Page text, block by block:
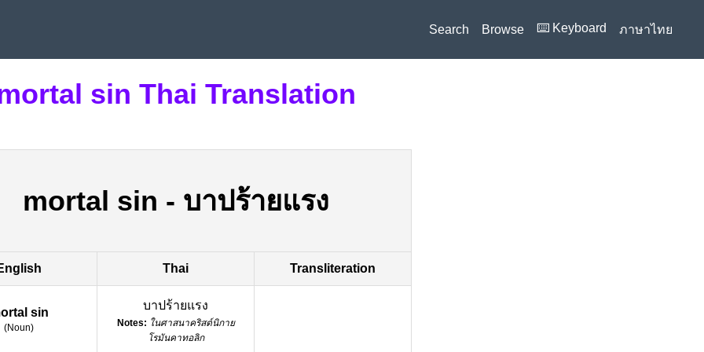
Search Browse ⌨️ Keyboard ภาษาไทย
sin Thai Translation
mortal sin - บาปร้ายแรง
Thai Transliteration
sin
(Noun)
บาปร้ายแรง
Notes: ในศาสนาคริสต์นิกาย
โรมันคาทอลิก